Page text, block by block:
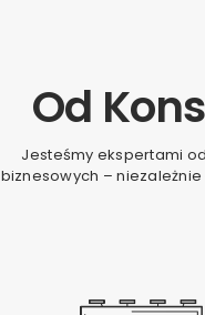
Od
Jesteśmy ekspertami
biznesowych –